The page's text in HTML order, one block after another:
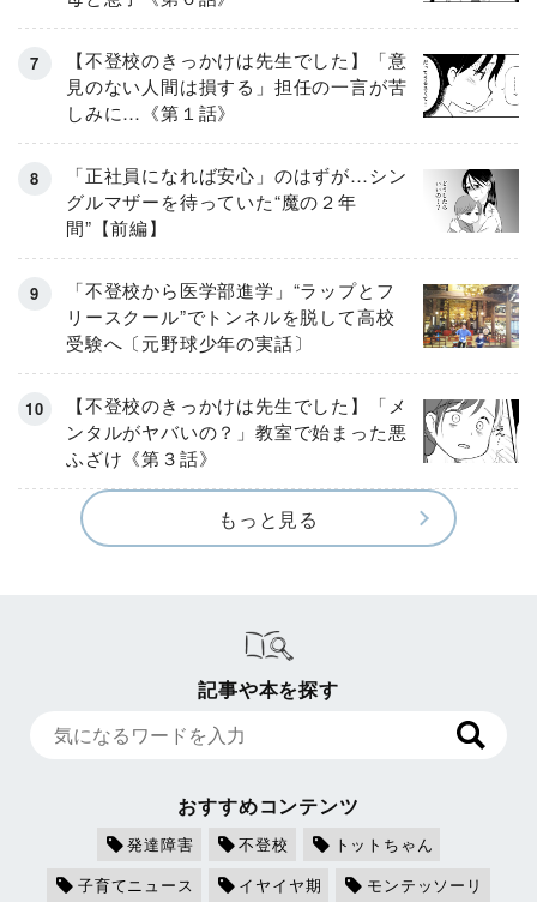
【不登校のきっかけは先生でした】「意
見のない人間は損する」担任の一言が苦
しみに…《第１話》
「正社員になれば安心」のはずが…シン
グルマザーを待っていた“魔の２年
間”【前編】
「不登校から医学部進学」“ラップとフ
リースクール”でトンネルを脱して高校
受験へ〔元野球少年の実話〕
【不登校のきっかけは先生でした】「メ
ンタルがヤバいの？」教室で始まった悪
ふざけ《第３話》
もっと見る
記事や本を探す
おすすめコンテンツ
発達障害 不登校
トットちゃん
子育てニュース
イヤイヤ期
モンテッソーリ